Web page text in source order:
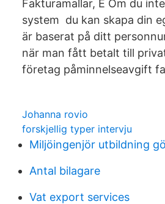
Fakturamallar, E Om du
system du kan skapa din
är baserat på ditt
när man fått betalt till
företag påminnelseavgift
Johanna rovio
forskjellig typer intervju
Miljöingenjör utbildning
Antal bilagare
Vat export services